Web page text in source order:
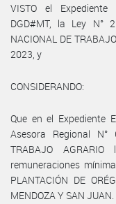
VISTO el Expediente
DGD#MT, la Ley N°
NACIONAL DE
2023, y
CONSIDERANDO:
Que en el Expediente
Asesora Regional N°
TRABAJO
remuneraciones
PLANTACIÓN DE
MENDOZA Y SAN JUAN.